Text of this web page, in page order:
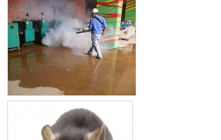
Xe đẩy làm vệ sinh Sài Gòn